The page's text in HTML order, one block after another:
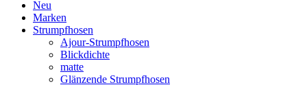
Neu
Marken
Strumpfhosen
Ajour-Strumpfhosen
Blickdichte
matte
Glänzende Strumpfhosen